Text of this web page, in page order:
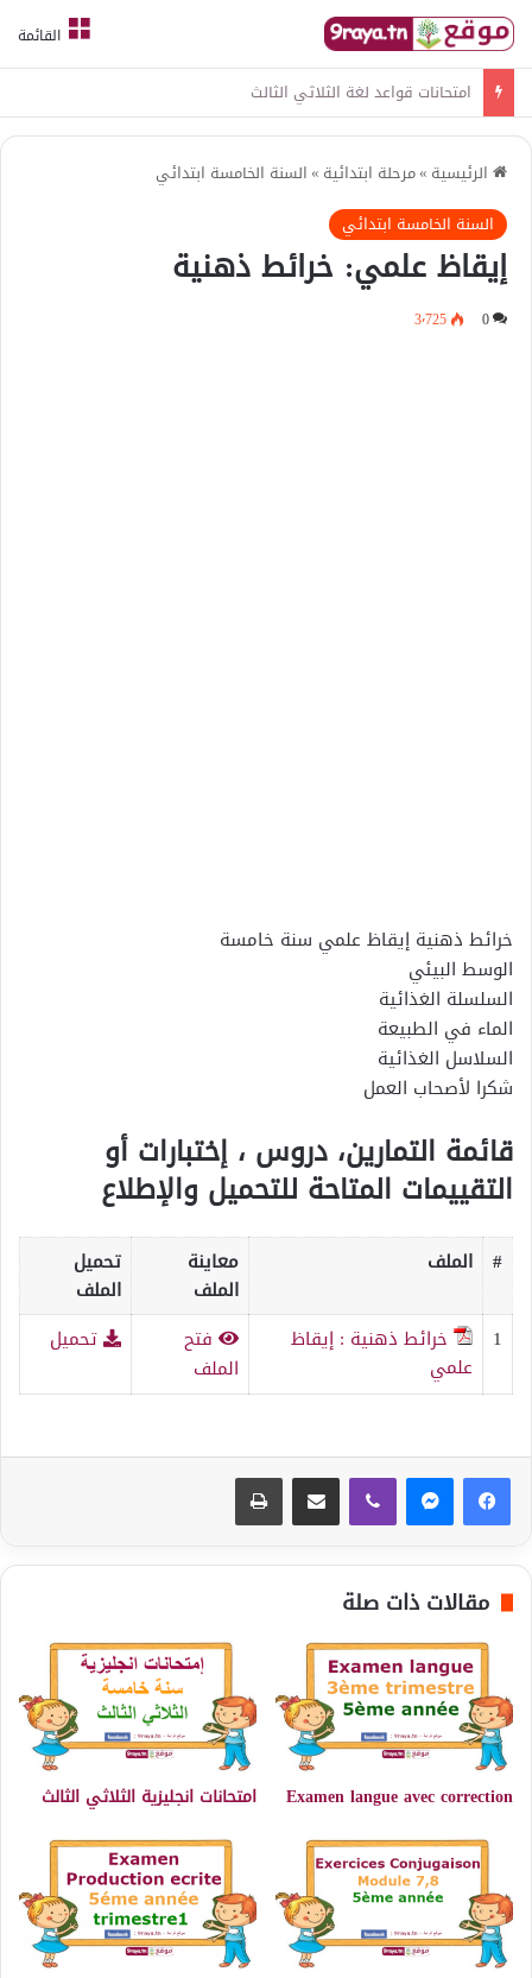
القائمة
امتحانات قواعد لغة الثلاثي الثالث
الرئيسية »مرحلة ابتدائية »السنة الخامسة ابتدائي
السنة الخامسة ابتدائي
إيقاظ علمي: خرائط ذهنية
0 3٬725
خرائط ذهنية إيقاظ علمي سنة خامسة
الوسط البيئي
السلسلة الغذائية
الماء في الطبيعة
السلاسل الغذائية
شكرا لأصحاب العمل
قائمة التمارين، دروس ، إختبارات أو
التقييمات المتاحة للتحميل والإطلاع
# الملف
معاينة
الملف
تحميل
الملف
1
خرائط ذهنية : إيقاظ
علمي
فتح
الملف
تحميل
مقالات ذات صلة
Examen langue avec correction امتحانات انجليزية الثلاثي الثالث